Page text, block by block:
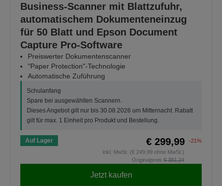
Business-Scanner mit Blattzufuhr,
automatischem Dokumenteneinzug
für 50 Blatt und Epson Document
Capture Pro-Software
Preiswerter Dokumentenscanner
"Paper Protection"-Technologie
Automatische Zuführung
Schulanfang
Spare bei ausgewählten Scannern.
Dieses Angebot gilt nur bis 30.08.2026 um Mitternacht. Rabatt
gilt für max. 1 Einheit pro Produkt und Bestellung.
Auf Lager € 299,99
-21%
inkl. MwSt. (€ 249,99 ohne MwSt.)
Originalpreis € 381,24
Jetzt kaufen